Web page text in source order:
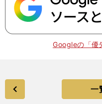
Googleの「優
一